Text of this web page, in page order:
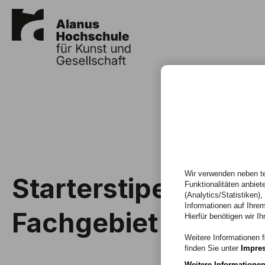
Starterstipendium
Fachgebiet
Wir verwenden neben
Funktionalitäten
(Analytics/Statistiken),
Informationen auf
Hierfür benötigen wir
Weitere Informationen
finden Sie unter